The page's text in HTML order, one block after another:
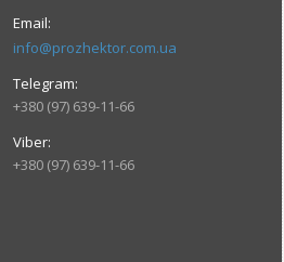
info@prozhektor.com.ua
+380 (97) 639-11-66
+380 (97) 639-11-66